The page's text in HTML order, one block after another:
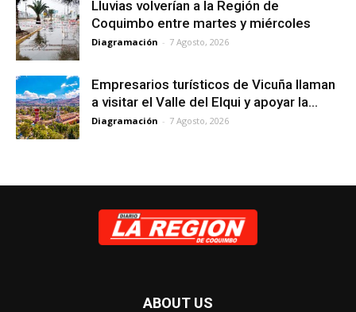
Lluvias volverían a la Región de
Coquimbo entre martes y miércoles
Diagramación - 7 Agosto, 2026
Empresarios turísticos de Vicuña llaman
a visitar el Valle del Elqui y apoyar la...
Diagramación - 7 Agosto, 2026
ABOUT US